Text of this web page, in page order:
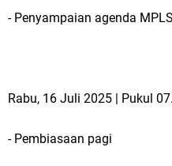
Ponpes Himmatul Khoiriyah
Keluarga Besar dr. Titin Ekowati RS
- Penyampaian agenda
Rabu, 16 Juli 2025 | Pukul
- Pembiasaan pagi